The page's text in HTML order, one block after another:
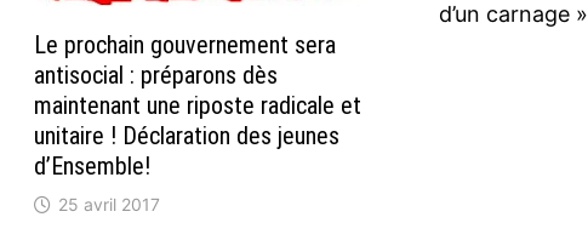
Le prochain gouvernement sera
antisocial : préparons dès
maintenant une riposte radicale et
unitaire ! Déclaration des jeunes
d’Ensemble!
25 avril 2017
d’un carnage »